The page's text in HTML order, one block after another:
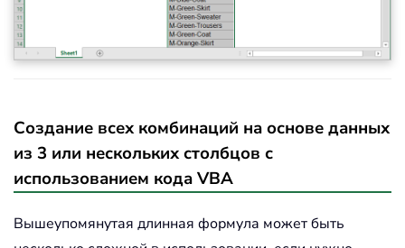
Создание всех комбинаций на основе данных
из 3 или нескольких столбцов с
использованием кода VBA
Вышеупомянутая длинная формула может быть